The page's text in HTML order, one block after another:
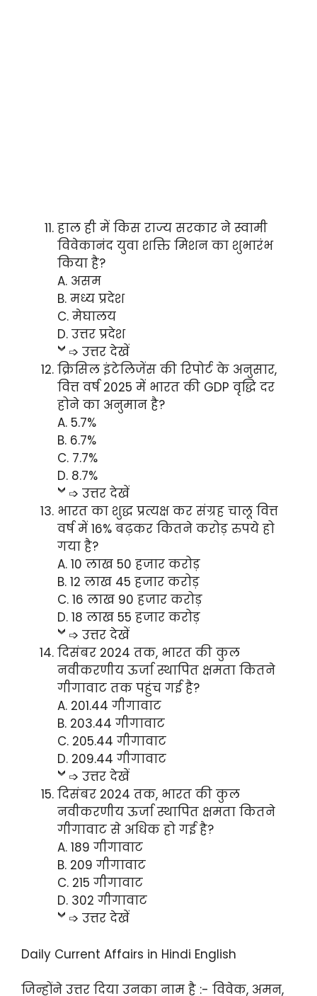
हाल ही में किस राज्य सरकार ने स्वामी
विवेकानंद युवा शक्ति मिशन का शुभारंभ
किया है?
A. असम
B. मध्य प्रदेश
C. मेघालय
D. उत्तर प्रदेश
➩ उत्तर देखें
क्रिसिल इंटेलिजेंस की रिपोर्ट के अनुसार,
वित्त वर्ष 2025 में भारत की GDP वृद्धि दर
होने का अनुमान है?
A. 5.7%
B. 6.7%
C. 7.7%
D. 8.7%
➩ उत्तर देखें
भारत का शुद्ध प्रत्यक्ष कर संग्रह चालू वित्त
वर्ष में 16% बढ़कर कितने करोड़ रुपये हो
गया है?
A. 10 लाख 50 हजार करोड़
B. 12 लाख 45 हजार करोड़
C. 16 लाख 90 हजार करोड़
D. 18 लाख 55 हजार करोड़
➩ उत्तर देखें
दिसंबर 2024 तक, भारत की कुल
नवीकरणीय ऊर्जा स्थापित क्षमता कितने
गीगावाट तक पहुंच गई है?
A. 201.44 गीगावाट
B. 203.44 गीगावाट
C. 205.44 गीगावाट
D. 209.44 गीगावाट
➩ उत्तर देखें
दिसंबर 2024 तक, भारत की कुल
नवीकरणीय ऊर्जा स्थापित क्षमता कितने
गीगावाट से अधिक हो गई है?
A. 189 गीगावाट
B. 209 गीगावाट
C. 215 गीगावाट
D. 302 गीगावाट
➩ उत्तर देखें
Daily Current Affairs in Hindi English
जिन्होंने उत्तर दिया उनका नाम है :- विवेक, अमन,